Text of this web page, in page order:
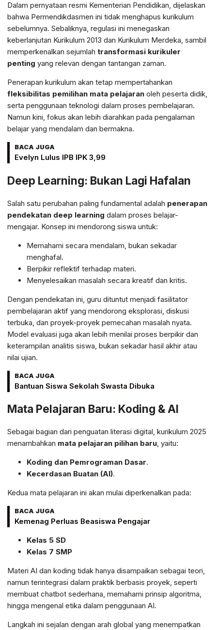
Dalam pernyataan resmi Kementerian Pendidikan, dijelaskan
bahwa Permendikdasmen ini tidak menghapus kurikulum
sebelumnya. Sebaliknya, regulasi ini menegaskan
keberlanjutan Kurikulum 2013 dan Kurikulum Merdeka, sambil
memperkenalkan sejumlah transformasi kurikuler
penting yang relevan dengan tantangan zaman.
Penerapan kurikulum akan tetap mempertahankan
fleksibilitas pemilihan mata pelajaran oleh peserta didik,
serta penggunaan teknologi dalam proses pembelajaran.
Namun kini, fokus akan lebih diarahkan pada pengalaman
belajar yang mendalam dan bermakna.
BACA JUGA
Evelyn Lulus IPB IPK 3,99
Deep Learning: Bukan Lagi Hafalan
Salah satu perubahan paling fundamental adalah penerapan
pendekatan deep learning dalam proses belajar-
mengajar. Konsep ini mendorong siswa untuk:
Memahami secara mendalam, bukan sekadar
menghafal.
Berpikir reflektif terhadap materi.
Menyelesaikan masalah secara kreatif dan kritis.
Dengan pendekatan ini, guru dituntut menjadi fasilitator
pembelajaran aktif yang mendorong eksplorasi, diskusi
terbuka, dan proyek-proyek pemecahan masalah nyata.
Model evaluasi juga akan lebih menilai proses berpikir dan
keterampilan analitis siswa, bukan sekadar hasil akhir atau
nilai ujian.
BACA JUGA
Bantuan Siswa Sekolah Swasta Dibuka
Mata Pelajaran Baru: Koding & AI
Sebagai bagian dari penguatan literasi digital, kurikulum 2025
menambahkan mata pelajaran pilihan baru, yaitu:
Koding dan Pemrograman Dasar.
Kecerdasan Buatan (AI).
Kedua mata pelajaran ini akan mulai diperkenalkan pada:
BACA JUGA
Kemenag Perluas Beasiswa Pengajar
Kelas 5 SD
Kelas 7 SMP
Materi AI dan koding tidak hanya disampaikan sebagai teori,
namun terintegrasi dalam praktik berbasis proyek, seperti
membuat chatbot sederhana, memahami prinsip algoritma,
hingga mengenal etika dalam penggunaan AI.
Langkah ini sejalan dengan arah global yang menempatkan